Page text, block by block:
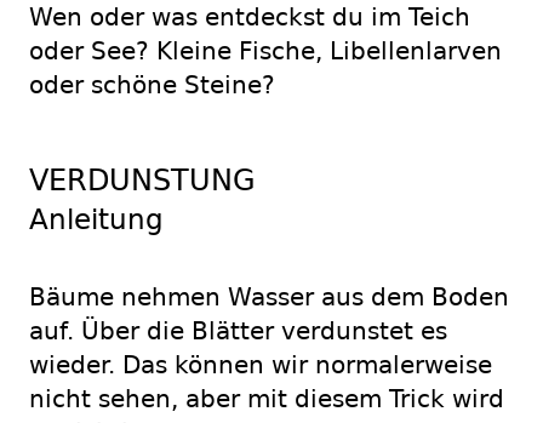
Wen oder was entdeckst du im Teich
oder See? Kleine Fische, Libellenlarven
oder schöne Steine?
VERDUNSTUNG
Anleitung
Bäume nehmen Wasser aus dem Boden
auf. Über die Blätter verdunstet es
wieder. Das können wir normalerweise
nicht sehen, aber mit diesem Trick wird